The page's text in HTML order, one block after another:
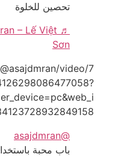
تحصين للخلوة
– Lế Việt
Sơn
video/7
@asajdmran
باب محبة